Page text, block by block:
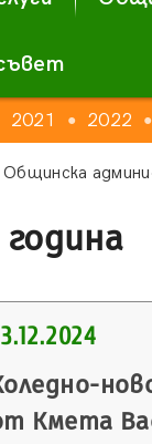
2021 ● 2022 ●
Общинска
Кмета